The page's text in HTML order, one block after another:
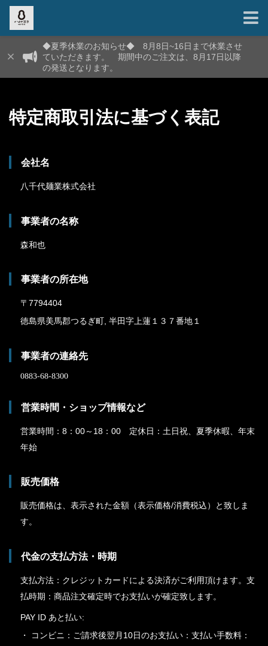
◆夏季休業のお知らせ◆ 8月8日~16日まで休業させ
ていただきます。 期間中のご注文は、8月17日以降
の発送となります。
特定商取引法に基づく表記
会社名
八千代麺業株式会社
事業者の名称
森和也
事業者の所在地
〒7794404
徳島県美馬郡つるぎ町, 半田字上蓮１３７番地１
事業者の連絡先
営業時間・ショップ情報など
営業時間：8：00～18：00 定休日：土日祝、夏季休暇、年末
年始
販売価格
販売価格は、表示された金額（表示価格/消費税込）と致しま
す。
代金の支払方法・時期
支払方法：クレジットカードによる決済がご利用頂けます。支
払時期：商品注文確定時でお支払いが確定致します。
PAY ID あと払い:
・ コンビニ：ご請求後翌月10日のお支払い：支払い手数料：